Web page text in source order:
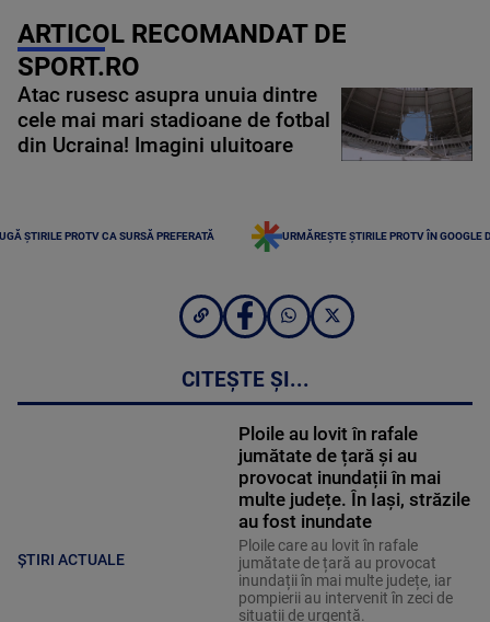
ARTICOL RECOMANDAT DE
SPORT.RO
Atac rusesc asupra unuia dintre
cele mai mari stadioane de fotbal
din Ucraina! Imagini uluitoare
ȘTIRILE PROTV CA SURSĂ PREFERATĂ URMĂREȘTE ȘTIRILE PROTV ÎN GOOGLE
CITEȘTE ȘI...
ȘTIRI ACTUALE
Ploile au lovit în rafale
jumătate de țară și au
provocat inundații în mai
multe județe. În Iași, străzile
au fost inundate
Ploile care au lovit în rafale
jumătate de țară au provocat
inundații în mai multe județe, iar
pompierii au intervenit în zeci de
situații de urgență.